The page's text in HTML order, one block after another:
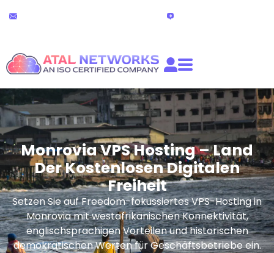
Inhalt
Monrovia VPS Hosting – Land
Der Kostenlosen Digitalen
Freiheit
Setzen Sie auf Freedom-fokussiertes VPS-Hosting in
Monrovia mit westafrikanischen Konnektivität,
englischsprachigen Vorteilen und historischen
demokratischen Werten für Geschäftsbetriebe ein.